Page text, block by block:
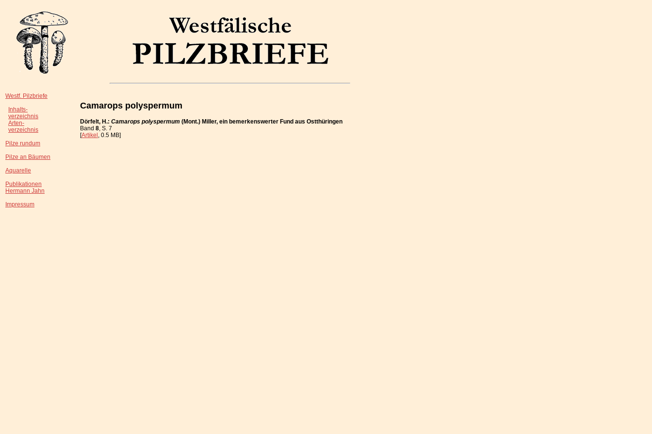
Westf. Pilzbriefe
Inhalts-
verzeichnis
Arten-
verzeichnis
Pilze rundum
Pilze an Bäumen
Aquarelle
Publikationen
Hermann Jahn
Impressum
Camarops polyspermum
Dörfelt, H.: Camarops polyspermum (Mont.) Miller, ein bemerkenswerter Fund aus Ostthüringen
Band 8, S. 7
[Artikel, 0.5 MB]